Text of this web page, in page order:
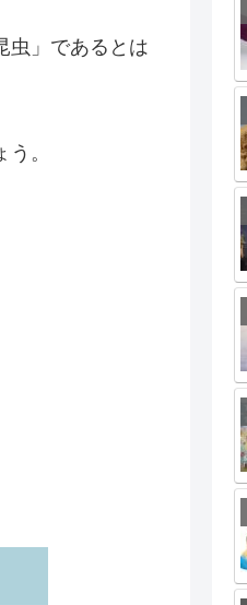
虫」であるとは
。